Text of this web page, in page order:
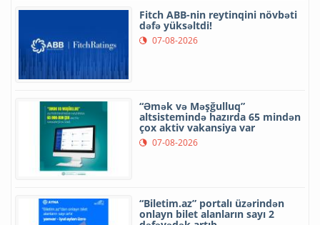
Fitch ABB-nin reytinqini növbəti
dəfə yüksəltdi!
07-08-2026
“Əmək və Məşğulluq”
altsistemində hazırda 65 mindən
çox aktiv vakansiya var
07-08-2026
“Biletim.az” portalı üzərindən
onlayn bilet alanların sayı 2